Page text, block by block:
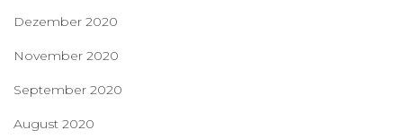
Dezember 2020
November 2020
September 2020
August 2020